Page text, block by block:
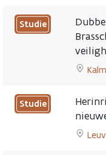
veiliger
page
Leaf
page
to
F214
tussen
en
CARGO
page
Studie
to
Studie